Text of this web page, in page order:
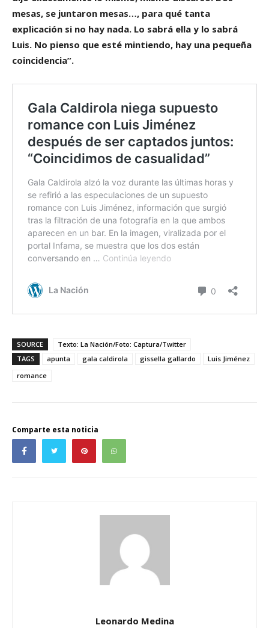
mesas, se juntaron mesas…, para qué tanta
explicación si no hay nada. Lo sabrá ella y lo sabrá
Luis. No pienso que esté mintiendo, hay una pequeña
coincidencia”.
SOURCE
Texto: La Nación/Foto: Captura/Twitter
TAGS
apunta gala caldirola gissella gallardo
Luis Jiménez
romance
Comparte esta noticia
Leonardo Medina